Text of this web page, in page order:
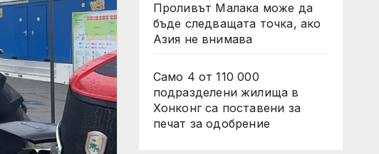
Проливът Малака може да
бъде следващата точка, ако
Азия не внимава
Само 4 от 110 000
подразделени жилища в
Хонконг са поставени за
печат за одобрение